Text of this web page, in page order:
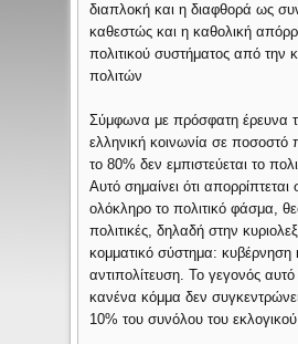
διαπλοκή και η διαφθορά ως
καθεστώς και η καθολική
πολιτικού συστήματος από την
πολιτών
Σύμφωνα με πρόσφατη έρευνα
ελληνική κοινωνία σε ποσοστό
το 80% δεν εμπιστεύεται το
Αυτό σημαίνει ότι
ολόκληρο το πολιτικό φάσμα,
πολιτικές, δηλαδή στην
κομματικό σύστημα: κυβέρνηση
αντιπολίτευση. Το γεγονός αυτό
κανένα κόμμα δεν
10% του συνόλου του